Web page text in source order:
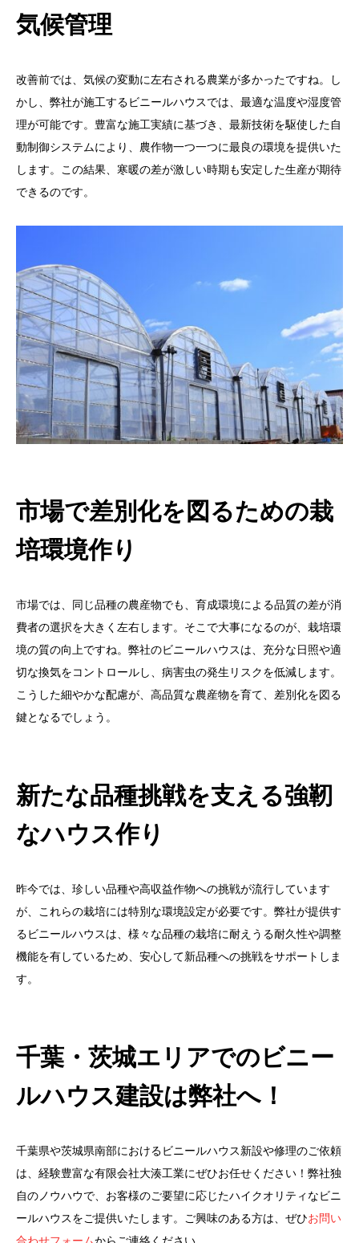
気候管理
改善前では、気候の変動に左右される農業が多かったですね。し
かし、弊社が施工するビニールハウスでは、最適な温度や湿度管
理が可能です。豊富な施工実績に基づき、最新技術を駆使した自
動制御システムにより、農作物一つ一つに最良の環境を提供いた
します。この結果、寒暖の差が激しい時期も安定した生産が期待
できるのです。
市場で差別化を図るための栽
培環境作り
市場では、同じ品種の農産物でも、育成環境による品質の差が消
費者の選択を大きく左右します。そこで大事になるのが、栽培環
境の質の向上ですね。弊社のビニールハウスは、充分な日照や適
切な換気をコントロールし、病害虫の発生リスクを低減します。
こうした細やかな配慮が、高品質な農産物を育て、差別化を図る
鍵となるでしょう。
新たな品種挑戦を支える強靭
なハウス作り
昨今では、珍しい品種や高収益作物への挑戦が流行しています
が、これらの栽培には特別な環境設定が必要です。弊社が提供す
るビニールハウスは、様々な品種の栽培に耐えうる耐久性や調整
機能を有しているため、安心して新品種への挑戦をサポートしま
す。
千葉・茨城エリアでのビニー
ルハウス建設は弊社へ！
千葉県や茨城県南部におけるビニールハウス新設や修理のご依頼
は、経験豊富な有限会社大湊工業にぜひお任せください！弊社独
自のノウハウで、お客様のご要望に応じたハイクオリティなビニ
ールハウスをご提供いたします。ご興味のある方は、ぜひお問い